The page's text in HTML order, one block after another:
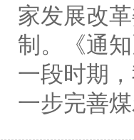
家发展改
制。《通
一段时期
一步完善